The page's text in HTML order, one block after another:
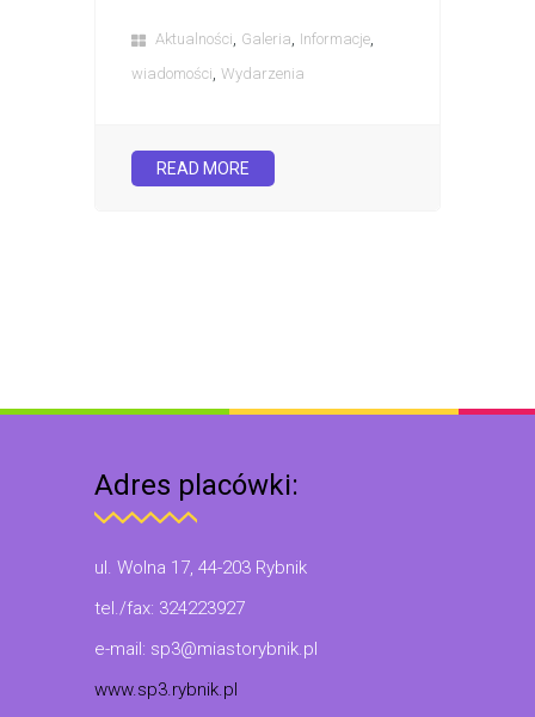
Aktualności, Galeria, Informacje,
wiadomości, Wydarzenia
READ MORE
Adres placówki:
ul. Wolna 17, 44-203 Rybnik
tel./fax: 324223927
e-mail: sp3@miastorybnik.pl
www.sp3.rybnik.pl